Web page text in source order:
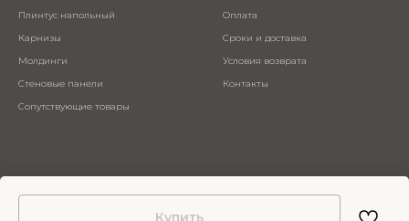
Купить
Плинтус напольный
Карнизы
Молдинги
Стеновые панели
Сопутствующие товары
Оплата
Сроки и доставка
Условия возврата
Контакты